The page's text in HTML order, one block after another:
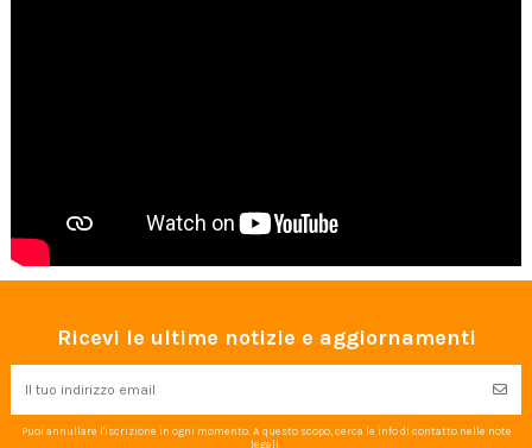
Ricevi le ultime notizie e aggiornamenti
Puoi annullare l'iscrizione in ogni momento. A questo scopo, cerca le info di contatto nelle note
legali.